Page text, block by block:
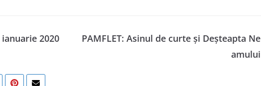
2020
PAMFLET: Asinul de curte și Deșteapta Ne
amului